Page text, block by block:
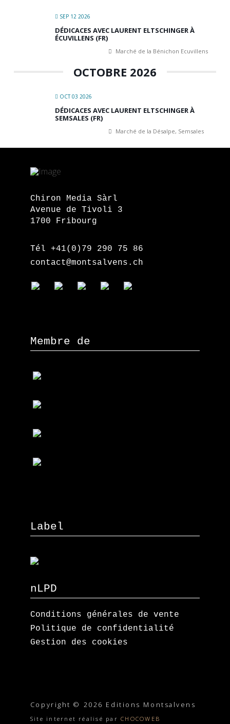
SEP 12 2026
DÉDICACES AVEC LAURENT ELTSCHINGER À
ÉCUVILLENS (FR)
Marché de la Bénichon Ecuvillens
OCTOBRE 2026
OCT 03 2026
DÉDICACES AVEC LAURENT ELTSCHINGER À
SEMSALES (FR)
Marché de la Désalpe, Semsales
Chiron Media Sàrl
Avenue de Tivoli 3
1700 Fribourg
Tél +41(0)79 290 75 86
contact@montsalvens.ch
Membre de
Label
nLPD
Conditions générales de vente
Politique de confidentialité
Gestion des cookies
Copyright © 2026 Editions Montsalvens
Site internet réalisé parCHOCOWEB